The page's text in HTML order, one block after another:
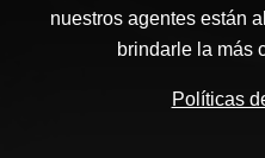
nuestros agentes están
brindarle la más
Políticas